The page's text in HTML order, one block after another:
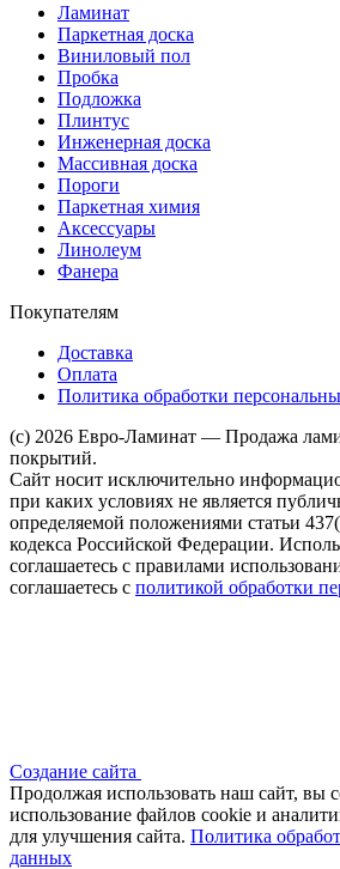
Ламинат
Паркетная доска
Виниловый пол
Пробка
Подложка
Плинтус
Инженерная доска
Массивная доска
Пороги
Паркетная химия
Аксессуары
Линолеум
Фанера
Покупателям
Доставка
Оплата
Политика обработки
(c) 2026 Евро-Ламинат — Продажа
покрытий.
Сайт носит исключительно
при каких условиях не является
определяемой положениями статьи
кодекса Российской Федерации.
соглашаетесь с правилами
соглашаетесь с политикой обработки
Создание сайта
Продолжая использовать наш сайт, вы
использование файлов сооkіе и
для улучшения сайта. Политика
данных